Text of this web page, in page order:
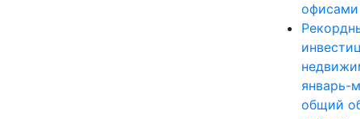
январь-
общий